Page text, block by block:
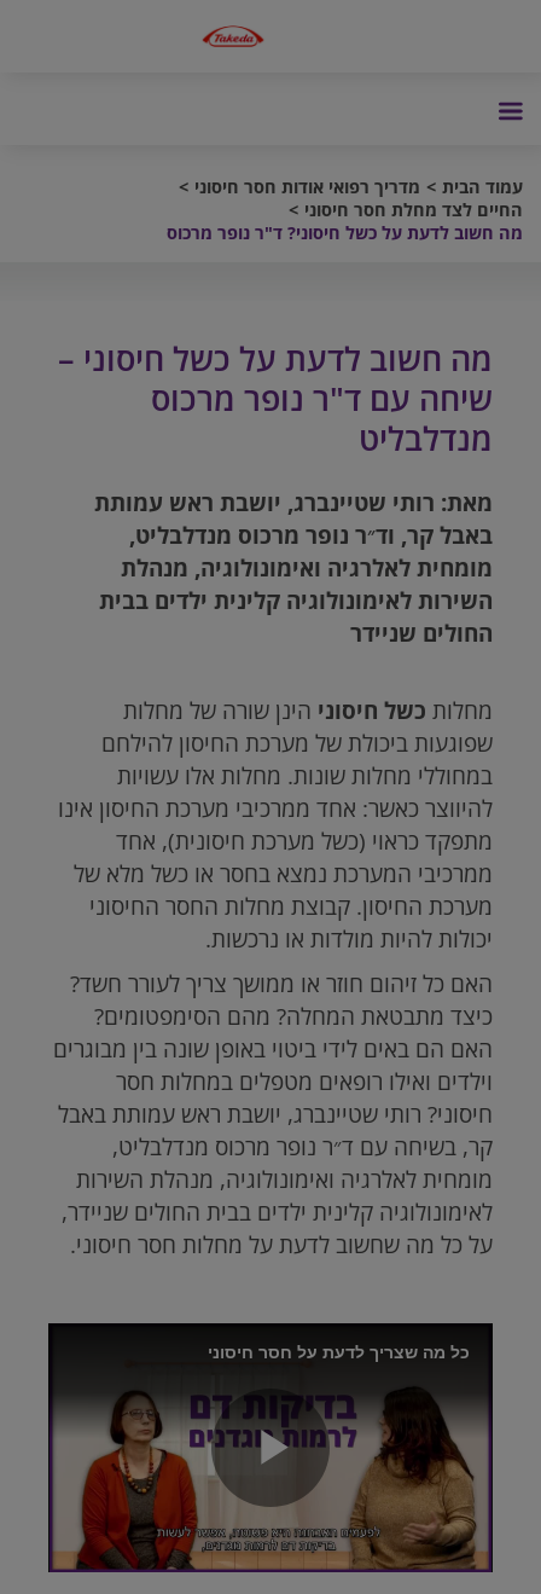
עמוד הבית
מדריך רפואי אודות חסר חיסוני
החיים לצד מחלת חסר חיסוני
מה חשוב לדעת על כשל חיסוני? ד"ר נופר מרכוס
מה חשוב לדעת על כשל חיסוני –
שיחה עם ד"ר נופר מרכוס
מנדלבליט
מאת: רותי שטיינברג, יושבת ראש עמותת
באבל קר, וד״ר נופר מרכוס מנדלבליט,
מומחית לאלרגיה ואימונולוגיה, מנהלת
השירות לאימונולוגיה קלינית ילדים בבית
החולים שניידר
מחלות כשל חיסוני הינן שורה של מחלות
שפוגעות ביכולת של מערכת החיסון להילחם
במחוללי מחלות שונות. מחלות אלו עשויות
להיווצר כאשר: אחד ממרכיבי מערכת החיסון אינו
מתפקד כראוי (כשל מערכת חיסונית), אחד
ממרכיבי המערכת נמצא בחסר או כשל מלא של
מערכת החיסון. קבוצת מחלות החסר החיסוני
יכולות להיות מולדות או נרכשות.
האם כל זיהום חוזר או ממושך צריך לעורר חשד?
כיצד מתבטאת המחלה? מהם הסימפטומים?
האם הם באים לידי ביטוי באופן שונה בין מבוגרים
וילדים ואילו רופאים מטפלים במחלות חסר
חיסוני? רותי שטיינברג, יושבת ראש עמותת באבל
קר, בשיחה עם ד״ר נופר מרכוס מנדלבליט,
מומחית לאלרגיה ואימונולוגיה, מנהלת השירות
לאימונולוגיה קלינית ילדים בבית החולים שניידר,
על כל מה שחשוב לדעת על מחלות חסר חיסוני.
Video
כל מה שצריך לדעת על חסר חיסוני
Play